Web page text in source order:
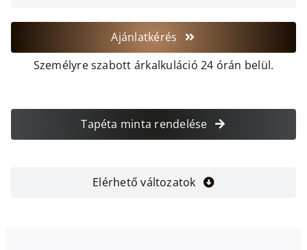
Ajánlatkérés
Személyre szabott árkalkuláció 24 órán belül.
Tapéta minta rendelése
Elérhető változatok